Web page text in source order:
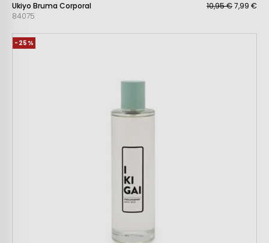
Ukiyo Bruma Corporal
84075
10,95 €7,99 €
-25%